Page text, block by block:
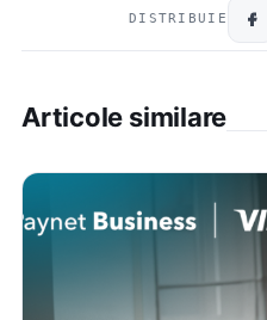
DISTRIBUIE
Articole similare